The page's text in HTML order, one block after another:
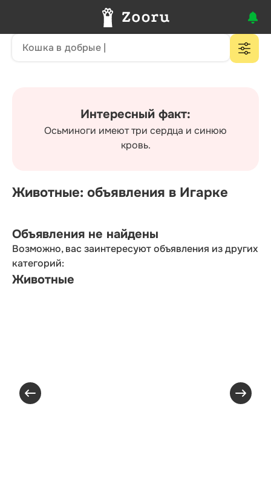
Интересный факт:
Осьминоги имеют три сердца и синюю
кровь.
Животные: объявления в Игарке
Объявления не найдены
Возможно, вас заинтересуют объявления из других
категорий:
Животные